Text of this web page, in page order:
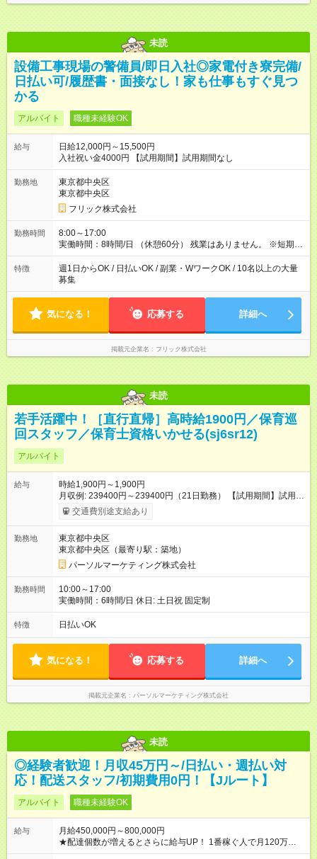
未読
設備工事現場の警備員/即日入社◎家電付き寮完備/
日払い可/履歴書・面接なし！家も仕事もすぐ見つ
かる
アルバイト 職種未経験OK
給与
日給12,000円～15,500円
入社祝い金4000円 【試用期間】試用期間なし
勤務地
東京都中央区
東京都中央区
フリック株式会社
勤務時間
8:00～17:00
実働時間：8時間/日 （休憩60分） 残業はありません。 ※短期の
募集は行っておりません。予めご了承くださいませ。
特徴
週1日からOK / 日払いOK / 副業・WワークOK / 10名以上の大量
募集
気になる！ 応募する 詳細へ
掲載元企業名 フリック株式会社
未読
若手活躍中！［直行直帰］高時給1900円／保育巡
回スタッフ／保育士資格いかせる(sj6sr12)
アルバイト
給与
時給1,900円～1,900円
月収例: 239400円～239400円（21日勤務） 【試用期間】試用期
間なし交通費別途支給あり
勤務地
東京都中央区
東京都中央区（最寄り駅：築地）
パーソルマーケティング株式会社
勤務時間
10:00～17:00
実働時間：6時間/日 休日: 土日祝 固定制
特徴 日払いOK
気になる！ 応募する 詳細へ
掲載元企業名 パーソルマーケティング株式会社
未読
◎経験者歓迎！月収45万円～/日払い・週払い対
応！配送スタッフ/初期費用0円！【Jルート】
アルバイト 職種未経験OK
給与
月給450,000円～800,000円
★配達個数が増えるとさらに給与UP！ 1番稼ぐ人で月120万ほ
ど！ ・主要都市エリア 月収55万円／週5日稼働 月収65万~112